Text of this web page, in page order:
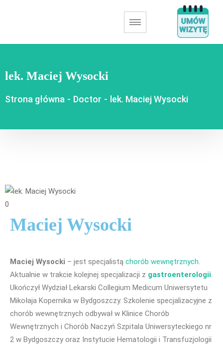
lek. Maciej Wysocki
Strona główna - Doctor - lek. Maciej Wysocki
0
Maciej Wysocki
Maciej Wysocki – jest specjalistą chorób wewnętrznych.
Aktualnie w trakcie kolejnej specjalizacji z gastroenterologii.
Ukończył Wydział Lekarski Collegium Medicum Uniwersytetu
Mikołaja Kopernika w Bydgoszczy. Szkolenie specjalizacyjne z
chorób wewnętrznych odbywał w Klinice Chorób
Wewnętrznych i Chorób Naczyń Szpitala Uniwersyteckiego nr
2 w Bydgoszczy oraz Instytucie Hematologii i Transfuzjologii